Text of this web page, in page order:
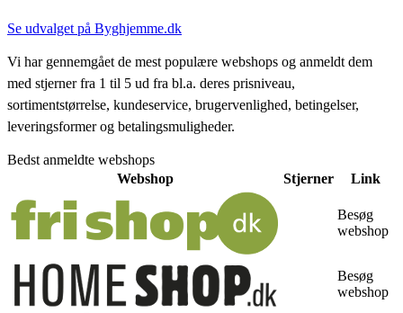
Se udvalget på Byghjemme.dk
Vi har gennemgået de mest populære webshops og anmeldt dem
med stjerner fra 1 til 5 ud fra bl.a. deres prisniveau,
sortimentstørrelse, kundeservice, brugervenlighed, betingelser,
leveringsformer og betalingsmuligheder.
Bedst anmeldte webshops
Webshop
Stjerner Link
Besøg
webshop
Besøg
webshop